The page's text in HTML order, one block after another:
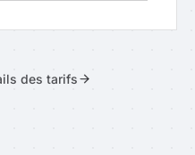
des tarifs